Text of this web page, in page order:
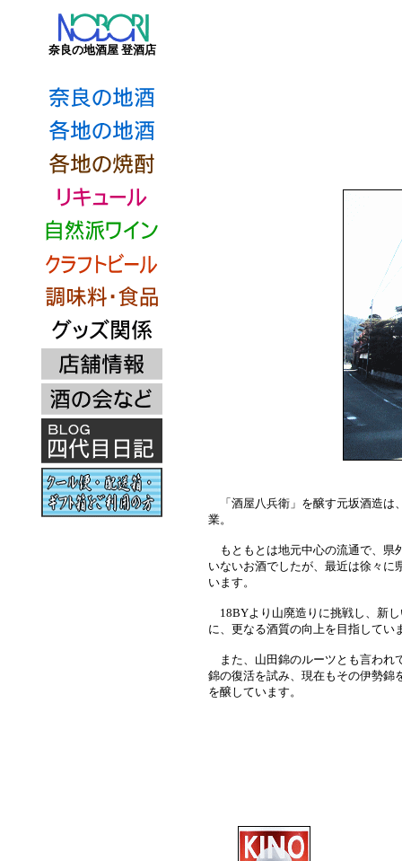
奈良の地酒屋 登酒店
「酒屋八兵衛」を醸す元坂酒造は
業。
もともとは地元中心の流通で、県
いないお酒でしたが、最近は徐々に
います。
18BYより山廃造りに挑戦し、新
に、更なる酒質の向上を目指してい
また、山田錦のルーツとも言われ
錦の復活を試み、現在もその伊勢錦
を醸しています。